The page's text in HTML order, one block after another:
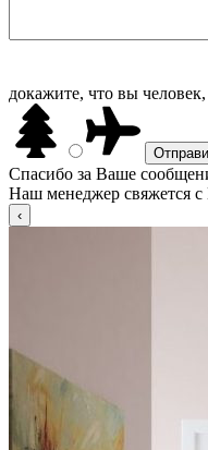
докажите, что вы
Спасибо за Ваше
Наш менеджер свяжется